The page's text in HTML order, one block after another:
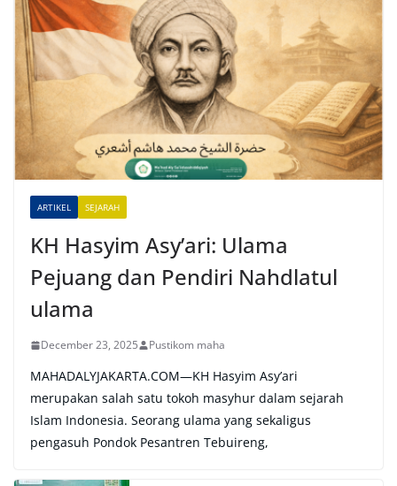
a
t
i
v
ARTIKEL SEJARAH
KH Hasyim Asy’ari: Ulama
Pejuang dan Pendiri Nahdlatul
ulama
December 23, 2025 Pustikom maha
MAHADALYJAKARTA.COM—KH Hasyim Asy’ari
merupakan salah satu tokoh masyhur dalam sejarah
Islam Indonesia. Seorang ulama yang sekaligus
pengasuh Pondok Pesantren Tebuireng,